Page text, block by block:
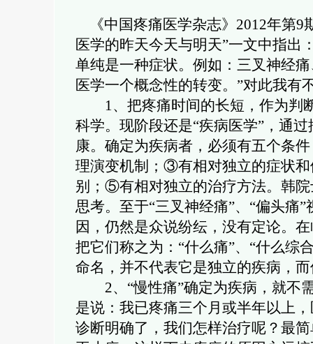
《中国疼痛医学杂志》 2012年第9
医学的昨天今天与明天”一文中指出
单纯是一种症状。例如：三叉神经
医学一个概念性的转变。”对此我有
1、把疼痛时间的长短，作为判
科学。现阶段还是“疾病医学”，通
康。确定为疾病者，必须有五个条
理演变机制；③有相对独立的症状
别；⑤有相对独立的治疗方法。韩
思考。至于“三叉神经痛”、“偏头痛
因，仍然是众说纷纭，没有定论。
把它们称之为：“什么痛”、“什么综
命名，并不代表它是独立的疾病，
2、“慢性痛”确定为疾病，就不
是说：我已疼痛三个月或半年以上
诊断明确了，我们怎样治疗呢？最